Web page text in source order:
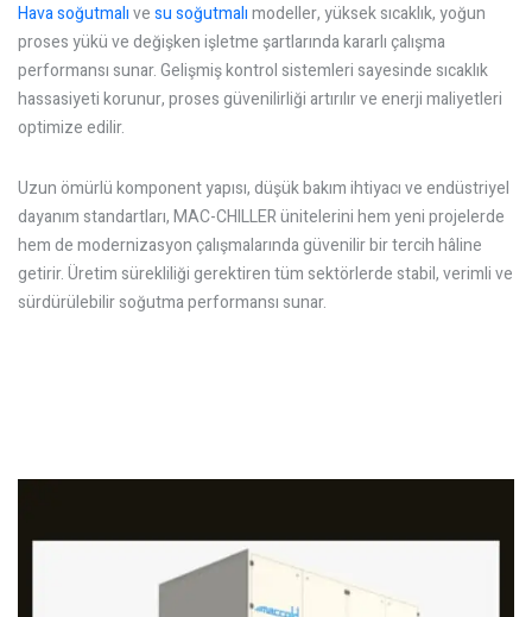
Hava soğutmalıvesu soğutmalımodeller, yüksek sıcaklık, yoğun
proses yükü ve değişken işletme şartlarında kararlı çalışma
performansı sunar. Gelişmiş kontrol sistemleri sayesinde sıcaklık
hassasiyeti korunur, proses güvenilirliği artırılır ve enerji maliyetleri
optimize edilir.
Uzun ömürlü komponent yapısı, düşük bakım ihtiyacı ve endüstriyel
dayanım standartları, MAC-CHILLER ünitelerini hem yeni projelerde
hem de modernizasyon çalışmalarında güvenilir bir tercih hâline
getirir. Üretim sürekliliği gerektiren tüm sektörlerde stabil, verimli ve
sürdürülebilir soğutma performansı sunar.